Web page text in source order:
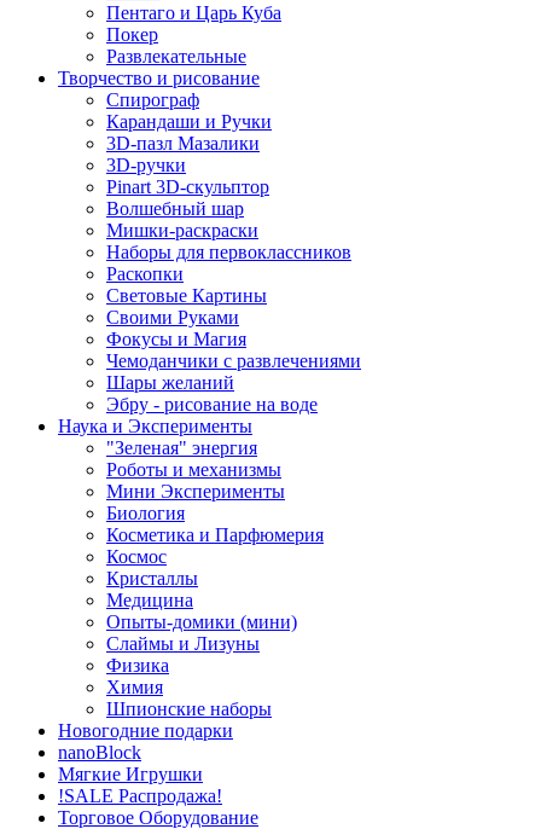
Пентаго и Царь Куба
Покер
Развлекательные
Творчество и рисование
Спирограф
Карандаши и Ручки
3D-пазл Мазалики
3D-ручки
Pinart 3D-скульптор
Волшебный шар
Мишки-раскраски
Наборы для первоклассников
Раскопки
Световые Картины
Своими Руками
Фокусы и Магия
Чемоданчики с развлечениями
Шары желаний
Эбру - рисование на воде
Наука и Эксперименты
"Зеленая" энергия
Роботы и механизмы
Мини Эксперименты
Биология
Косметика и Парфюмерия
Космос
Кристаллы
Медицина
Опыты-домики (мини)
Слаймы и Лизуны
Физика
Химия
Шпионские наборы
Новогодние подарки
nanoBlock
Мягкие Игрушки
!SALE Распродажа!
Торговое Оборудование